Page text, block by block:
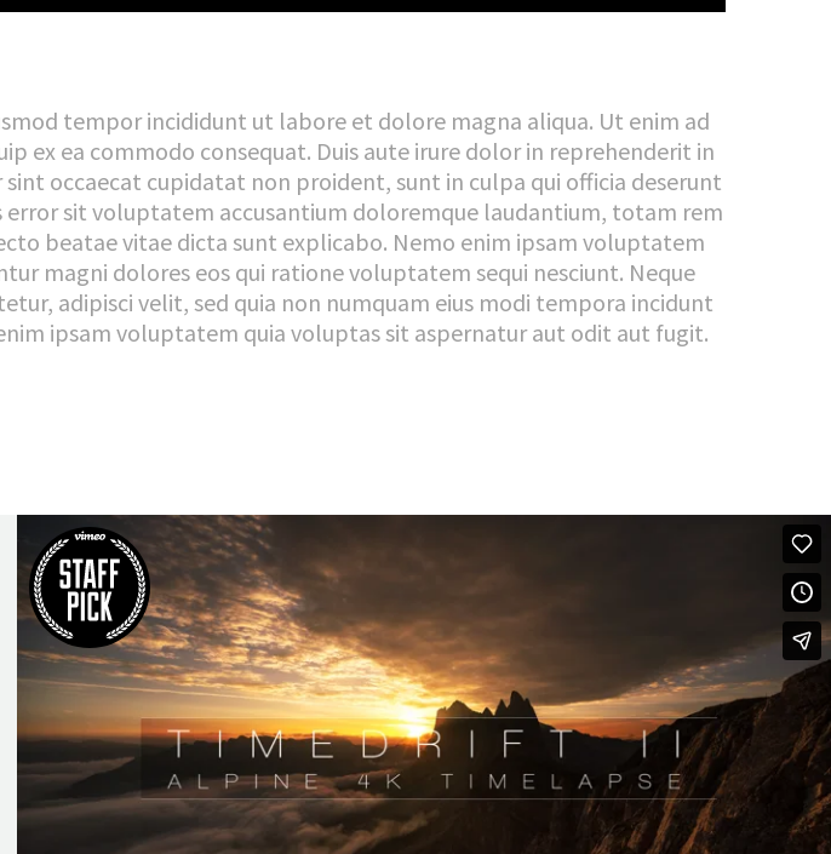
tempor incididunt ut labore et dolore magna aliqua. Ut enim ad
ex ea commodo consequat. Duis aute irure dolor in reprehenderit in
occaecat cupidatat non proident, sunt in culpa qui officia deserunt
sit voluptatem accusantium doloremque laudantium, totam rem
beatae vitae dicta sunt explicabo. Nemo enim ipsam voluptatem
magni dolores eos qui ratione voluptatem sequi nesciunt. Neque
adipisci velit, sed quia non numquam eius modi tempora incidunt
ipsam voluptatem quia voluptas sit aspernatur aut odit aut fugit.